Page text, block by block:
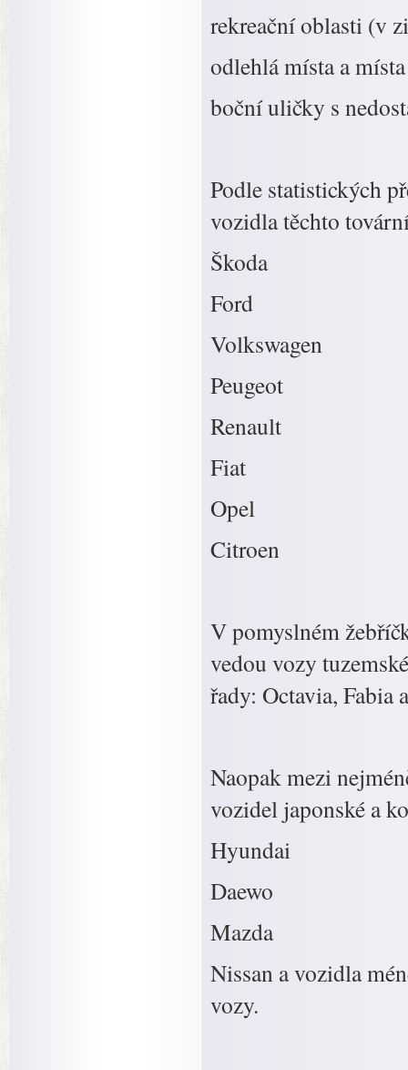
rekreační oblasti (v
odlehlá místa a
boční uličky s
Podle statistických
vozidla těchto
Škoda
Ford
Volkswagen
Peugeot
Renault
Fiat
Opel
Citroen
V pomyslném
vedou vozy
řady: Octavia, Fabia
Naopak mezi
vozidel japonské a
Hyundai
Daewo
Mazda
Nissan a vozidla
vozy.